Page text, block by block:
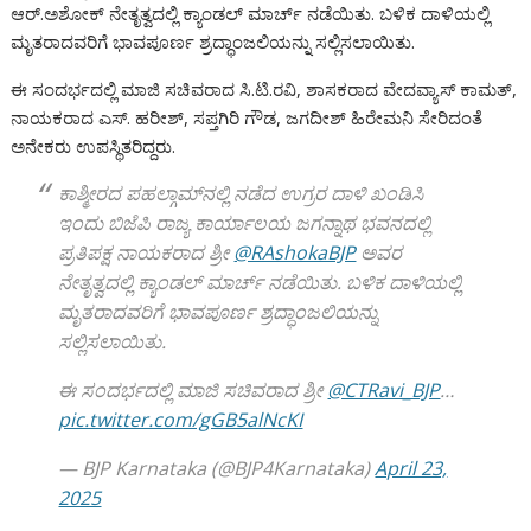
o
k
p
p
m g
er
e
ai
l
k
e
ಆರ್.ಅಶೋಕ್ ನೇತೃತ್ವದಲ್ಲಿ ಕ್ಯಾಂಡಲ್ ಮಾರ್ಚ್ ನಡೆಯಿತು. ಬಳಿಕ ದಾಳಿಯಲ್ಲಿ
ಮೃತರಾದವರಿಗೆ ಭಾವಪೂರ್ಣ ಶ್ರದ್ಧಾಂಜಲಿಯನ್ನು ಸಲ್ಲಿಸಲಾಯಿತು.
ಈ ಸಂದರ್ಭದಲ್ಲಿ ಮಾಜಿ ಸಚಿವರಾದ ಸಿ.ಟಿ.ರವಿ, ಶಾಸಕರಾದ ವೇದವ್ಯಾಸ್ ಕಾಮತ್,
ನಾಯಕರಾದ ಎಸ್. ಹರೀಶ್, ಸಪ್ತಗಿರಿ ಗೌಡ, ಜಗದೀಶ್ ಹಿರೇಮನಿ ಸೇರಿದಂತೆ
ಅನೇಕರು ಉಪಸ್ಥಿತರಿದ್ದರು.
ಕಾಶ್ಮೀರದ ಪಹಲ್ಗಾಮ್‌ನಲ್ಲಿ ನಡೆದ ಉಗ್ರರ ದಾಳಿ ಖಂಡಿಸಿ
ಇಂದು ಬಿಜೆಪಿ ರಾಜ್ಯ ಕಾರ್ಯಾಲಯ ಜಗನ್ನಾಥ ಭವನದಲ್ಲಿ
ಪ್ರತಿಪಕ್ಷ ನಾಯಕರಾದ ಶ್ರೀ@RAshokaBJPಅವರ
ನೇತೃತ್ವದಲ್ಲಿ ಕ್ಯಾಂಡಲ್ ಮಾರ್ಚ್ ನಡೆಯಿತು. ಬಳಿಕ ದಾಳಿಯಲ್ಲಿ
ಮೃತರಾದವರಿಗೆ ಭಾವಪೂರ್ಣ ಶ್ರದ್ಧಾಂಜಲಿಯನ್ನು
ಸಲ್ಲಿಸಲಾಯಿತು.
ಈ ಸಂದರ್ಭದಲ್ಲಿ ಮಾಜಿ ಸಚಿವರಾದ ಶ್ರೀ@CTRavi_BJP…
pic.twitter.com/gGB5alNcKI
— BJP Karnataka (@BJP4Karnataka)April 23,
2025